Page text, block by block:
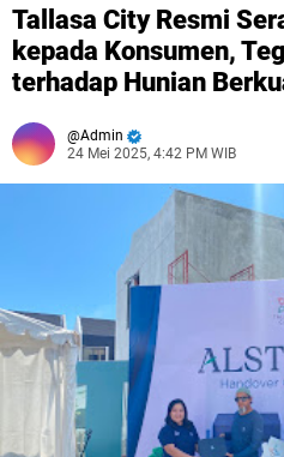
Tallasa City Resmi
kepada Konsumen,
terhadap Hunian
Admin
24 Mei 2025, 4:42 PM WIB